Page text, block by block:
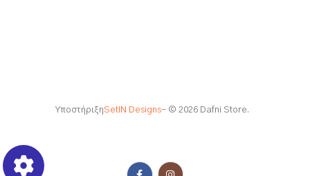
ΥποστήριξηSetIN Designs- © 2026 Dafni Store.